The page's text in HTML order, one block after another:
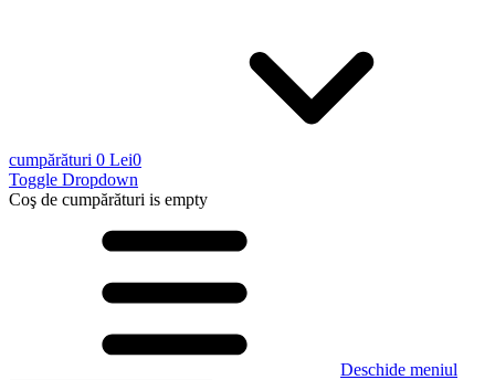
cumpărături 0 Lei0
Toggle Dropdown
Coş de cumpărături is empty
Deschide meniul